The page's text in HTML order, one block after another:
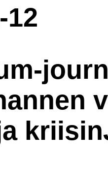
12